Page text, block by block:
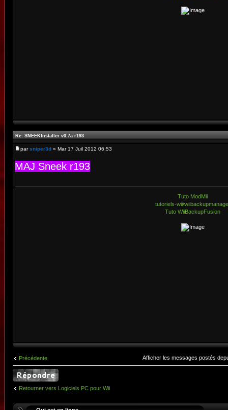
Re: SNEEKInstaller v0.7a r193
parsniper3d » Mar 17 Juil 2012 06:53
MAJ Sneek r193
Tuto ModMii
tutoriels-wii/
Tuto WiiBackupFusion
Précédente Afficher les messages postés
Retourner vers Logiciels PC pour Wii